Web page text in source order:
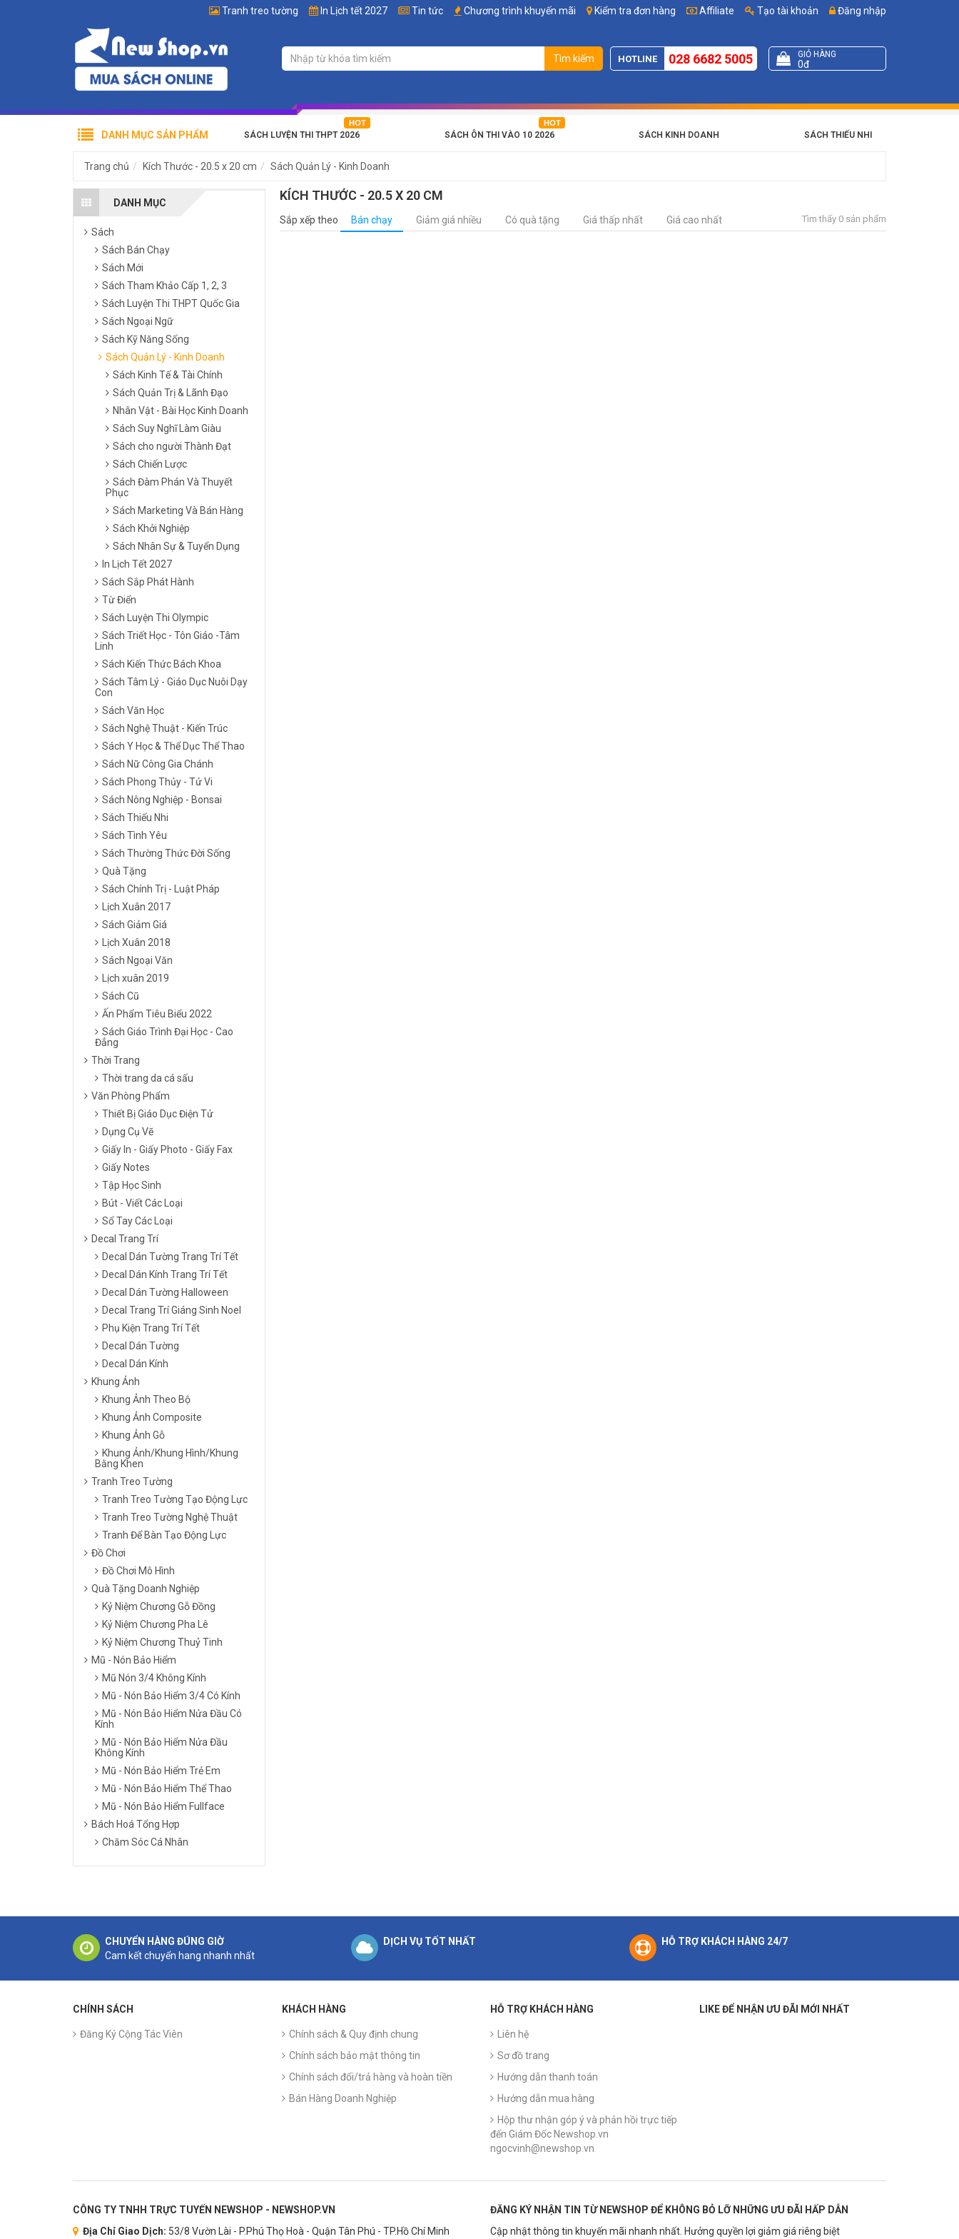
Affiliate Tạo tài khoản Đăng nhập
Tranh treo tường In Lịch tết 2027 Tin tức Chương trình khuyến mãi Kiểm tra đơn hàng
Tìm kiếm HOTLINE 028 6682 5005 GIỎ HÀNG
0đ
SÁCH LUYỆN THI THPT 2026 SÁCH ÔN THI VÀO 10 2026 SÁCH KINH DOANH SÁCH THIẾU NHI
DANH MỤC SẢN PHẨM
Trang chủ Kích Thước - 20.5 x 20 cm Sách Quản Lý - Kinh Doanh
DANH MỤC
Sách
Sách Bán Chạy
Sách Mới
Sách Tham Khảo Cấp 1, 2, 3
Sách Luyện Thi THPT Quốc Gia
Sách Ngoại Ngữ
Sách Kỹ Năng Sống
Sách Quản Lý - Kinh Doanh
Sách Kinh Tế & Tài Chính
Sách Quản Trị & Lãnh Đạo
Nhân Vật - Bài Học Kinh Doanh
Sách Suy Nghĩ Làm Giàu
Sách cho người Thành Đạt
Sách Chiến Lược
Sách Đàm Phán Và Thuyết
Phục
Sách Marketing Và Bán Hàng
Sách Khởi Nghiệp
Sách Nhân Sự & Tuyển Dụng
In Lịch Tết 2027
Sách Sắp Phát Hành
Từ Điển
Sách Luyện Thi Olympic
Sách Triết Học - Tôn Giáo -Tâm
Linh
Sách Kiến Thức Bách Khoa
Sách Tâm Lý - Giáo Dục Nuôi Dạy
Con
Sách Văn Học
Sách Nghệ Thuật - Kiến Trúc
Sách Y Học & Thể Dục Thể Thao
Sách Nữ Công Gia Chánh
Sách Phong Thủy - Tử Vi
Sách Nông Nghiệp - Bonsai
Sách Thiếu Nhi
Sách Tình Yêu
Sách Thường Thức Đời Sống
Quà Tặng
Sách Chính Trị - Luật Pháp
Lịch Xuân 2017
Sách Giảm Giá
Lịch Xuân 2018
Sách Ngoại Văn
Lịch xuân 2019
Sách Cũ
Ấn Phẩm Tiêu Biểu 2022
Sách Giáo Trình Đại Học - Cao
Đẳng
Thời Trang
Thời trang da cá sấu
Văn Phòng Phẩm
Thiết Bị Giáo Dục Điện Tử
Dụng Cụ Vẽ
Giấy In - Giấy Photo - Giấy Fax
Giấy Notes
Tập Học Sinh
Bút - Viết Các Loại
Sổ Tay Các Loại
Decal Trang Trí
Decal Dán Tường Trang Trí Tết
Decal Dán Kính Trang Trí Tết
Decal Dán Tường Halloween
Decal Trang Trí Giáng Sinh Noel
Phụ Kiện Trang Trí Tết
Decal Dán Tường
Decal Dán Kính
Khung Ảnh
Khung Ảnh Theo Bộ
Khung Ảnh Composite
Khung Ảnh Gỗ
Khung Ảnh/Khung Hình/Khung
Bằng Khen
Tranh Treo Tường
Tranh Treo Tường Tạo Động Lực
Tranh Treo Tường Nghệ Thuật
Tranh Để Bàn Tạo Động Lực
Đồ Chơi
Đồ Chơi Mô Hình
Quà Tặng Doanh Nghiệp
Kỷ Niệm Chương Gỗ Đồng
Kỷ Niệm Chương Pha Lê
Kỷ Niệm Chương Thuỷ Tinh
Mũ - Nón Bảo Hiểm
Mũ Nón 3/4 Không Kính
Mũ - Nón Bảo Hiểm 3/4 Có Kính
Mũ - Nón Bảo Hiểm Nửa Đầu Có
Kính
Mũ - Nón Bảo Hiểm Nửa Đầu
Không Kính
Mũ - Nón Bảo Hiểm Trẻ Em
Mũ - Nón Bảo Hiểm Thể Thao
Mũ - Nón Bảo Hiểm Fullface
Bách Hoá Tổng Hợp
Chăm Sóc Cá Nhân
KÍCH THƯỚC - 20.5 X 20 CM
Sắp xếp theo Bán chạy Giảm giá nhiều Có quà tặng Giá thấp nhất Giá cao nhất Tìm thấy 0 sản phẩm
CHUYỂN HÀNG ĐÚNG GIỜ
Cam kết chuyển hang nhanh nhất
DỊCH VỤ TỐT NHẤT HỖ TRỢ KHÁCH HÀNG 24/7
CHÍNH SÁCH
Đăng Ký Cộng Tác Viên
KHÁCH HÀNG
Chính sách & Quy định chung
Chính sách bảo mật thông tin
Chính sách đổi/trả hàng và hoàn tiền
Bán Hàng Doanh Nghiệp
HỖ TRỢ KHÁCH HÀNG
Liên hệ
Sơ đồ trang
Hướng dẫn thanh toán
Hướng dẫn mua hàng
Hộp thư nhận góp ý và phản hồi trực tiếp
đến Giám Đốc Newshop.vn
ngocvinh@newshop.vn
LIKE ĐỂ NHẬN ƯU ĐÃI MỚI NHẤT
CÔNG TY TNHH TRỰC TUYẾN NEWSHOP - NEWSHOP.VN
Địa Chỉ Giao Dịch: 53/8 Vườn Lài - P.Phú Thọ Hoà - Quận Tân Phú - TP.Hồ Chí Minh
ĐĂNG KÝ NHẬN TIN TỪ NEWSHOP ĐỂ KHÔNG BỎ LỠ NHỮNG ƯU ĐÃI HẤP DẪN
Cập nhật thông tin khuyến mãi nhanh nhất. Hưởng quyền lợi giảm giá riêng biệt